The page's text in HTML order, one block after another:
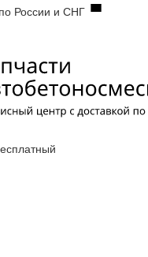
России и СНГ